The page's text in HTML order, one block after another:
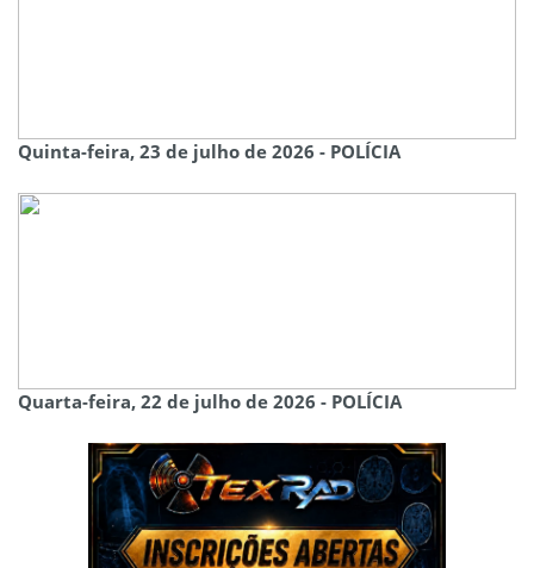
Quinta-feira, 23 de julho de 2026 - POLÍCIA
Quarta-feira, 22 de julho de 2026 - POLÍCIA